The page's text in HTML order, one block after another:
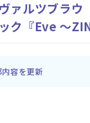
ァルツブラウ
ク『Eve ～
容を更新